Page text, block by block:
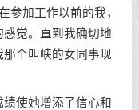
参加工作以前的我，
觉。直到我确切地
个叫峡的女同事现
使她增添了信心和